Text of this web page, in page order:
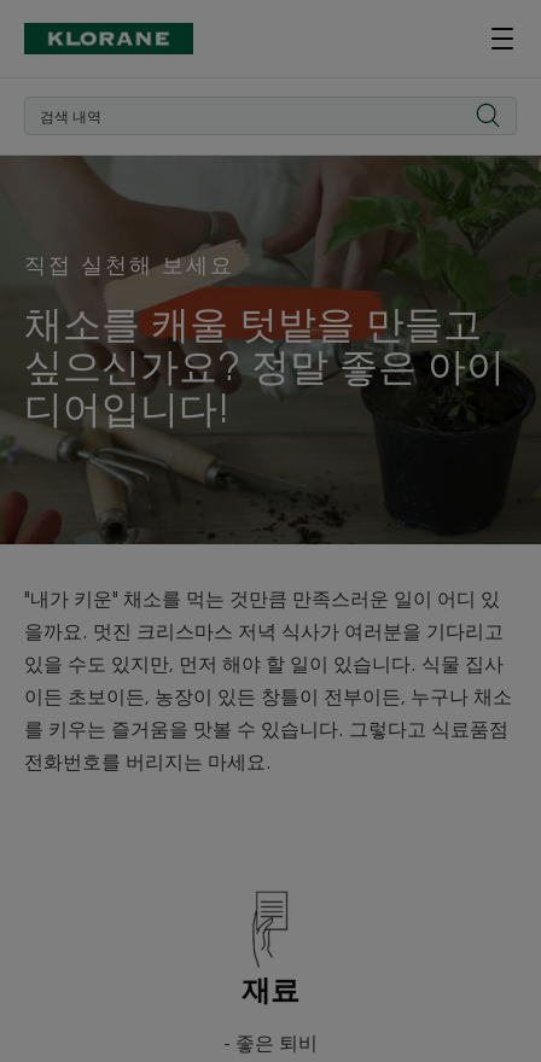
직접 실천해 보세요
채소를 캐울 텃밭을 만들고
싶으신가요? 정말 좋은 아이
디어입니다!
"내가 키운" 채소를 먹는 것만큼 만족스러운 일이 어디 있
을까요. 멋진 크리스마스 저녁 식사가 여러분을 기다리고
있을 수도 있지만, 먼저 해야 할 일이 있습니다. 식물 집사
이든 초보이든, 농장이 있든 창틀이 전부이든, 누구나 채소
를 키우는 즐거움을 맛볼 수 있습니다. 그렇다고 식료품점
전화번호를 버리지는 마세요.
재료
- 좋은 퇴비